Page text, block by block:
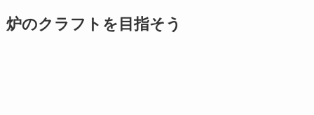
炉のクラフトを目指そう